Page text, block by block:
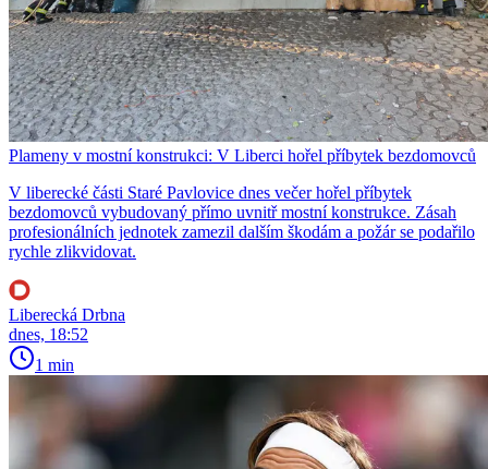
Plameny v mostní konstrukci: V Liberci hořel příbytek bezdomovců
V liberecké části Staré Pavlovice dnes večer hořel příbytek
bezdomovců vybudovaný přímo uvnitř mostní konstrukce. Zásah
profesionálních jednotek zamezil dalším škodám a požár se podařilo
rychle zlikvidovat.
Liberecká Drbna
dnes, 18:52
1 min